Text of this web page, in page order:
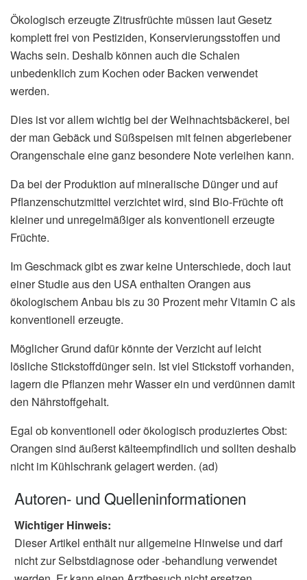
Ökologisch erzeugte Zitrusfrüchte müssen laut Gesetz
komplett frei von Pestiziden, Konservierungsstoffen und
Wachs sein. Deshalb können auch die Schalen
unbedenklich zum Kochen oder Backen verwendet
werden.
Dies ist vor allem wichtig bei der Weihnachtsbäckerei, bei
der man Gebäck und Süßspeisen mit feinen abgeriebener
Orangenschale eine ganz besondere Note verleihen kann.
Da bei der Produktion auf mineralische Dünger und auf
Pflanzenschutzmittel verzichtet wird, sind Bio-Früchte oft
kleiner und unregelmäßiger als konventionell erzeugte
Früchte.
Im Geschmack gibt es zwar keine Unterschiede, doch laut
einer Studie aus den USA enthalten Orangen aus
ökologischem Anbau bis zu 30 Prozent mehr Vitamin C als
konventionell erzeugte.
Möglicher Grund dafür könnte der Verzicht auf leicht
lösliche Stickstoffdünger sein. Ist viel Stickstoff vorhanden,
lagern die Pflanzen mehr Wasser ein und verdünnen damit
den Nährstoffgehalt.
Egal ob konventionell oder ökologisch produziertes Obst:
Orangen sind äußerst kälteempfindlich und sollten deshalb
nicht im Kühlschrank gelagert werden. (ad)
Autoren- und Quelleninformationen
Wichtiger Hinweis:
Dieser Artikel enthält nur allgemeine Hinweise und darf
nicht zur Selbstdiagnose oder -behandlung verwendet